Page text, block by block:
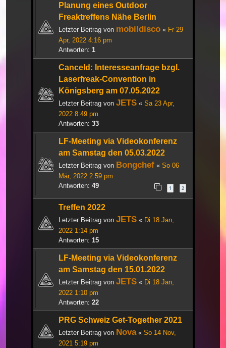
Planung eines Outdoor
Freaktreffens Nähe Berlin
Letzter Beitrag von mobildisco « Fr 29
Apr, 2022 4:16 pm
Antworten: 1
Canceld: Interesseanfrage bzgl.
Laserfreak-Convention in
Königsberg am 07.05.2022
Letzter Beitrag von JETS « Sa 23 Apr,
2022 8:49 pm
Antworten: 33
LF-Meeting via Videokonferenz
am Samstag den 05.03.2022
Letzter Beitrag von Bongchef « So 06
Mär, 2022 2:59 pm
Antworten: 49 1 2
Treffen 2022
Letzter Beitrag von JETS « Di 18 Jan,
2022 1:14 pm
Antworten: 15
LF-Meeting via Videokonferenz
am Samstag den 15.01.2022
Letzter Beitrag von JETS « Di 18 Jan,
2022 1:10 pm
Antworten: 22
PRG Schweiz Get-Together 2021
Letzter Beitrag von Nova« So 14 Nov,
2021 5:19 pm